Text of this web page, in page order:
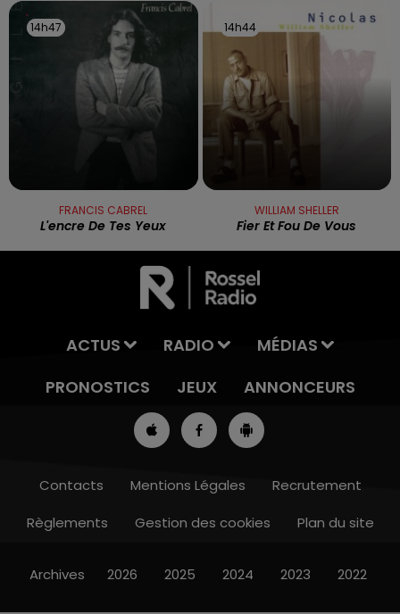
7h00 - 10h00
14h47
14h47
FRANCIS CABREL
L'encre De Tes Yeux
14h44
14h44
WILLIAM SHELLER
Fier Et Fou De Vous
ACTUS RADIO
MÉDIAS
PRONOSTICS
JEUX ANNONCEURS
Contacts Mentions Légales
Recrutement
Règlements
Gestion des cookies Plan du site
Archives 2026 2025 2024 2023 2022